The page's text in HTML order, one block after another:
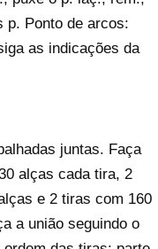
p. Ponto de arcos:
as indicações da
juntas. Faça
alças cada tira, 2
e 2 tiras com 160
a união seguindo o